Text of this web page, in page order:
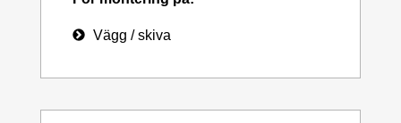
Vägg / skiva